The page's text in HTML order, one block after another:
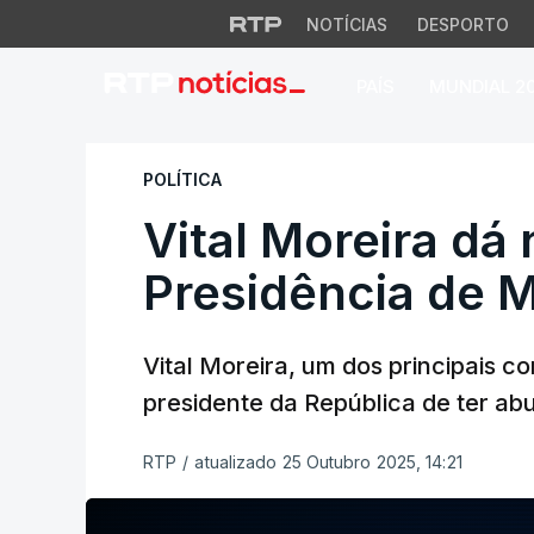
NOTÍCIAS DESPORTO
Vital Moreira dá
POLÍTICA
Vital Moreira dá
Presidência de
Vital Moreira, um dos principais
presidente da República de ter
RTP / atualizado 25 Outubro 2025, 14:21